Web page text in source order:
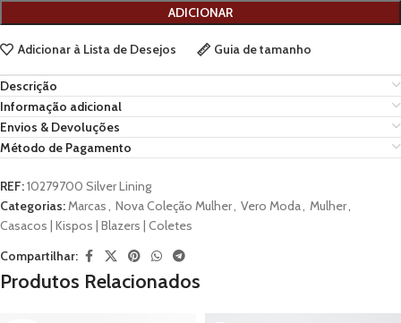
ADICIONAR
Adicionar à Lista de Desejos Guia de tamanho
Descrição
Informação adicional
Envios & Devoluções
Método de Pagamento
REF:10279700 Silver Lining
Categorias:Marcas, Nova Coleção Mulher, Vero Moda, Mulher,
Casacos | Kispos | Blazers | Coletes
Compartilhar:
Produtos Relacionados